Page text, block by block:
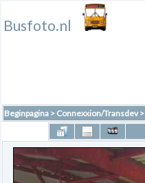
Busfoto.nl
Beginpagina > Connexxion/Transdev>